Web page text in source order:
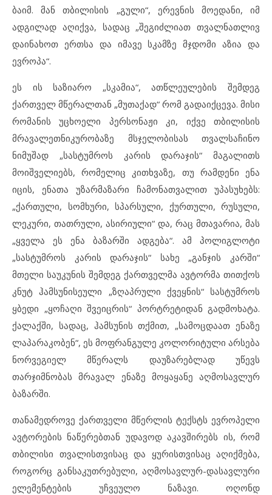
ბაიმ. მან თბილისის „გული“, ერევნის მოედანი, იმ
ადგილად აღიქვა, სადაც „შეგიძლიათ თვალნათლივ
დაინახოთ ერთსა და იმავე სკამზე მჯდომი აზია და
ევროპა“.
ეს ის საზიარო „სკამია“, ათწლეულების შემდეგ
ქართველ მწერალთან „მუთაქად“ რომ გადაიქცევა. მისი
რომანის უცხოელი პერსონაჟი კი, იქვე თბილისის
მრავალეთნიკურობაზე მსჯელობისას თვალსაჩინო
ნიმუშად „სასტუმროს კარის დარაჯის“ მაგალითს
მოიშველიებს, რომელიც კითხვაზე, თუ რამდენი ენა
იცის, ენათა უზარმაზარი ჩამონათვალით უპასუხებს:
„ქართული, სომხური, სპარსული, ქურთული, რუსული,
ლეკური, თათრული, ასირიული“ და, რაც მთავარია, მას
„ყველა ეს ენა ბაზარში ადგება“. ამ პოლიგლოტი
„სასტუმროს კარის დარაჯის“ სახე „განჯის კარში“
მთელი საუკუნის შემდეგ ქართველმა ავტორმა თითქოს
კნუტ ჰამსუნისეული „ზღაპრული ქვეყნის“ სასტუმროს
ყბედი „ყოჩაღი შვეიცრის“ პორტრეტიდან გადმოხატა.
ქალაქში, სადაც, ჰამსუნის თქმით, „სამოცდაათ ენაზე
ლაპარაკობენ“, ეს მოფრანგულე კოლორიტული არსება
ნორვეგიელ მწერალს დაუზარებლად უწევს
თარჯიმნობას მრავალ ენაზე მოყაყანე აღმოსავლურ
ბაზარში.
თანამედროვე ქართველი მწერლის ტექსტს ევროპელი
ავტორების ნაწერებთან უდავოდ აკავშირებს ის, რომ
თბილისი თვალისთვისაც და ყურისთვისაც აღიქმება,
როგორც განსაკუთრებული, აღმოსავლურ-დასავლური
ელემენტების უჩვეულო ნაზავი. ოღონდ